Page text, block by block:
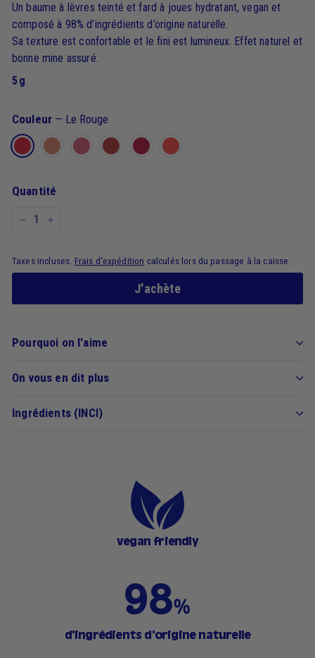
Un baume à lèvres teinté et fard à joues hydratant, vegan et
composé à 98% d’ingrédients d’origine naturelle.
Sa texture est confortable et le fini est lumineux. Effet naturel et
bonne mine assuré.
5 g
Couleur — Le Rouge
Quantité
Taxes incluses. Frais d'expédition calculés lors du passage à la caisse.
J'achète
Pourquoi on l'aime
On vous en dit plus
Ingrédients (INCI)
vegan friendly
d'ingrédients d'origine naturelle